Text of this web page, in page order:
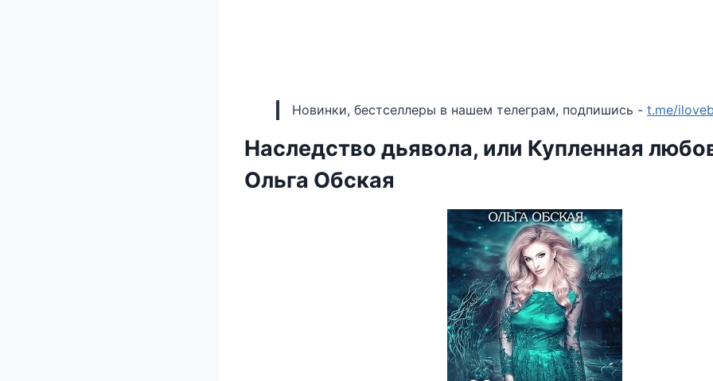
Новинки, бестселлеры в нашем телеграм, подпишись - t.me/
Наследство дьявола, или Купленная
Ольга Обская